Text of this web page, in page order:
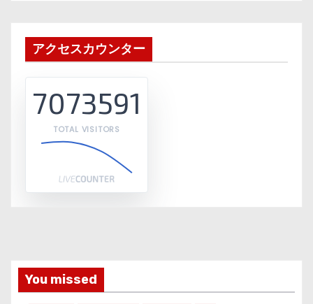
アクセスカウンター
7073591
TOTAL VISITORS
You missed